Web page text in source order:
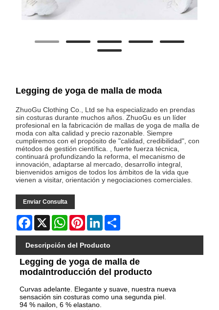
Legging de yoga de malla de moda
ZhuoGu Clothing Co., Ltd se ha especializado en prendas
sin costuras durante muchos años. ZhuoGu es un líder
profesional en la fabricación de mallas de yoga de malla de
moda con alta calidad y precio razonable. Siempre
cumpliremos con el propósito de "calidad, credibilidad", con
métodos de gestión científica. , fuerte fuerza técnica,
continuará profundizando la reforma, el mecanismo de
innovación, adaptarse al mercado, desarrollo integral,
bienvenidos amigos de todos los ámbitos de la vida que
vienen a visitar, orientación y negociaciones comerciales.
Enviar Consulta
Facebook
X WhatsAppPinterestLinkedIn
Descripción del Producto
Legging de yoga de malla de
modaIntroducción del producto
Curvas adelante. Elegante y suave, nuestra nueva
sensación sin costuras como una segunda piel.
94 % nailon, 6 % elastano.